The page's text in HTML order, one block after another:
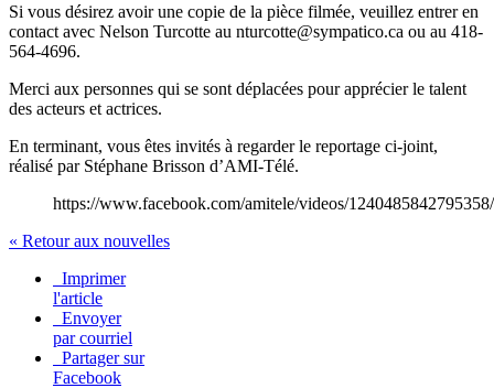
Si vous désirez avoir une copie de la pièce filmée, veuillez entrer en
contact avec Nelson Turcotte au nturcotte@sympatico.ca ou au 418-
564-4696.
Merci aux personnes qui se sont déplacées pour apprécier le talent
des acteurs et actrices.
En terminant, vous êtes invités à regarder le reportage ci-joint,
réalisé par Stéphane Brisson d’AMI-Télé.
https://www.facebook.com/amitele/videos/
« Retour aux nouvelles
Imprimer
l'article
Envoyer
par courriel
Partager sur
Facebook